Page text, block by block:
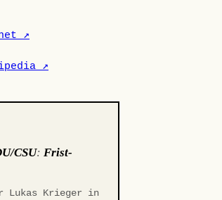
↗
↗
CSU:Frist-
Lukas Krieger in